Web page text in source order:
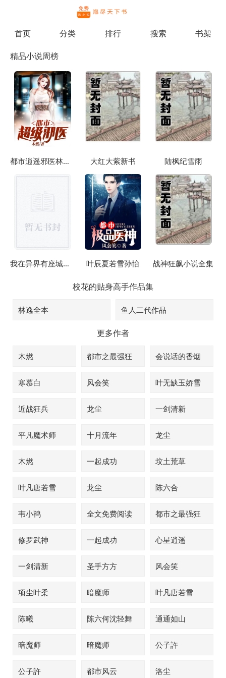
首页
分类 排行 搜索 书架
精品小说周榜
都市逍遥邪医林辰苏夕然 大红大紫新书 陆枫纪雪雨
我在异界有座城我在异界建个城 叶辰夏若雪孙怡 战神狂飙小说全集
校花的贴身高手作品集
林逸全本 鱼人二代作品
更多作者
木燃
都市之最强狂
会说话的香烟
寒慕白 风会笑 叶无缺玉娇雪
近战狂兵 龙尘 一剑清新
平凡魔术师 十月流年 龙尘
木燃 一起成功 坟土荒草
叶凡唐若雪 龙尘 陈六合
韦小鸨 全文免费阅读
都市之最强狂
修罗武神
一起成功 心星逍遥
一剑清新 圣手方方 风会笑
项尘叶柔 暗魔师 叶凡唐若雪
陈曦 陈六何沈轻舞 通通如山
暗魔师 暗魔师 公子許
公子許 都市风云 洛尘